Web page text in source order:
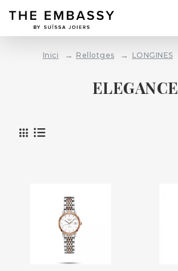
Inici Rellotges LONGINES
ELEGANCE